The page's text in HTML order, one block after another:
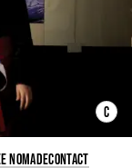
C
NOMADECONTACT